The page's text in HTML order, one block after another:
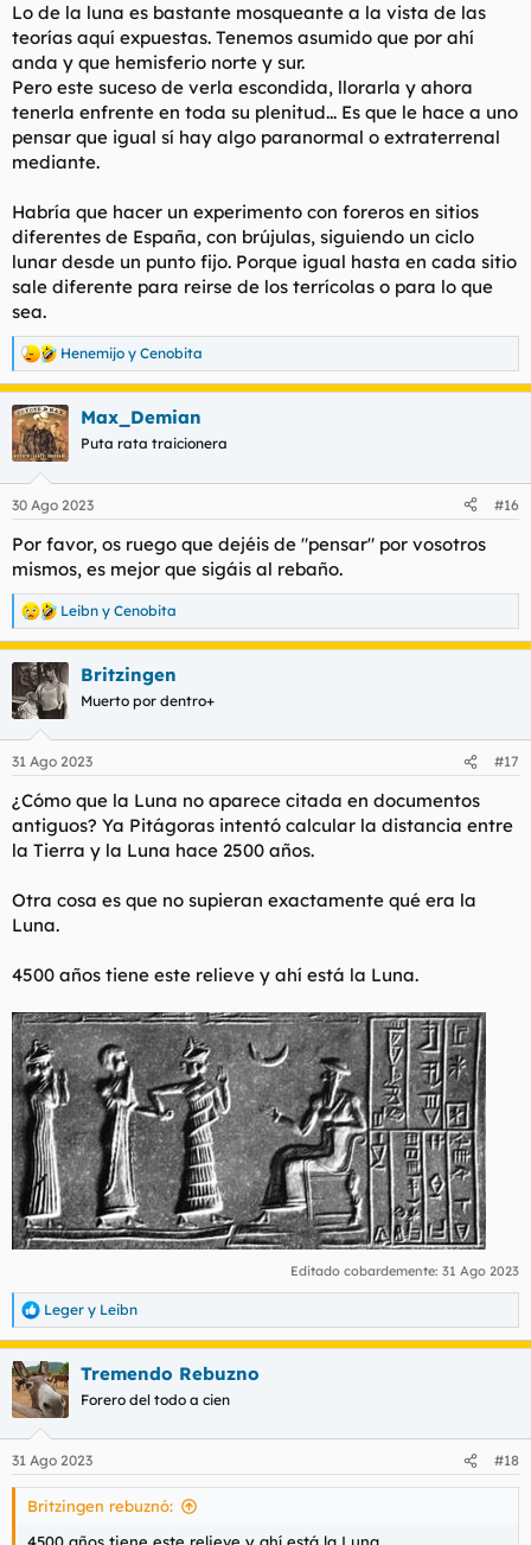
:
Lo de la luna es bastante mosqueante a la vista de las
teorías aquí expuestas. Tenemos asumido que por ahí
anda y que hemisferio norte y sur.
Pero este suceso de verla escondida, llorarla y ahora
tenerla enfrente en toda su plenitud... Es que le hace a uno
pensar que igual sí hay algo paranormal o extraterrenal
mediante.
Habría que hacer un experimento con foreros en sitios
diferentes de España, con brújulas, siguiendo un ciclo
lunar desde un punto fijo. Porque igual hasta en cada sitio
sale diferente para reirse de los terrícolas o para lo que
sea.
R
e
c
c
i
e
:
Henemijo y Cenobita
Max_Demian
Puta rata traicionera
30 Ago 2023 #16
Por favor, os ruego que dejéis de "pensar" por vosotros
mismos, es mejor que sigáis al rebaño.
R
e
a
c
c
i
e
:
Leibn y Cenobita
Britzingen
Muerto por dentro+
31 Ago 2023 #17
¿Cómo que la Luna no aparece citada en documentos
antiguos? Ya Pitágoras intentó calcular la distancia entre
la Tierra y la Luna hace 2500 años.
Otra cosa es que no supieran exactamente qué era la
Luna.
4500 años tiene este relieve y ahí está la Luna.
Editado cobardemente: 31 Ago 2023
R
e
a
c
c
i
e
s
Leger y Leibn
Tremendo Rebuzno
Forero del todo a cien
31 Ago 2023 #18
Britzingen rebuznó: